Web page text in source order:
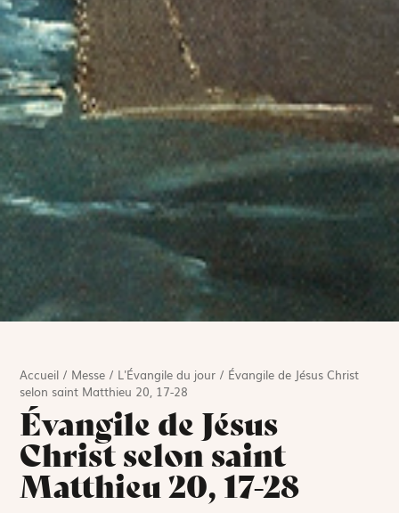
Accueil / Messe / L'Évangile du jour / Évangile de Jésus Christ
selon saint Matthieu 20, 17-28
Évangile de Jésus
Christ selon saint
Matthieu 20, 17-28